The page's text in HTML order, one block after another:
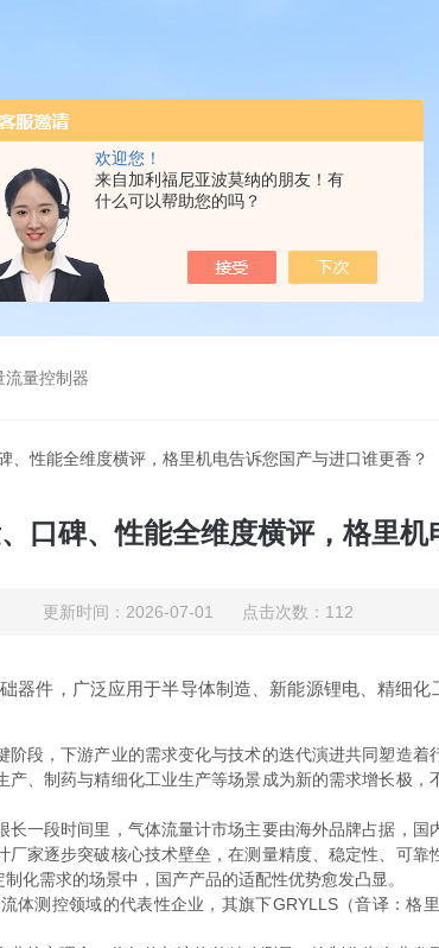
欢迎您！
来自加利福尼亚波莫纳的朋友！有
什么可以帮助您的吗？
流量控制器
、性能全维度横评，格里机电告诉您国产与进口谁更香？
口碑、性能全维度横评，格里机
更新时间：2026-07-01 点击次数：112
件，广泛应用于半导体制造、新能源锂电、精细化
，下游产业的需求变化与技术的迭代演进共同塑造着
、制药与精细化工业生产等场景成为新的需求增长极
段时间里，气体流量计市场主要由海外品牌占据，国
家逐步突破核心技术壁垒，在测量精度、稳定性、可
化需求的场景中，国产产品的适配性优势愈发凸显。
测控领域的代表性企业，其旗下GRYLLS（音译：格